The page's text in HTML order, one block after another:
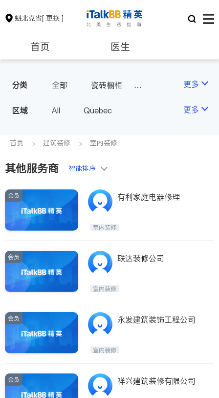
魁北克省[ 更换 ]
首页 医生
房地产租售 会计师
建筑装修
分类 全部
瓷砖橱柜
更多
区域 All Quebec 更多
首页 建筑装修 室内装修
其他服务商 智能排序
会员 有利家庭电器修理
室内装修
会员 联达装修公司
室内装修
会员 永发建筑装饰工程公司
室内装修
会员 祥兴建筑装修有限公司